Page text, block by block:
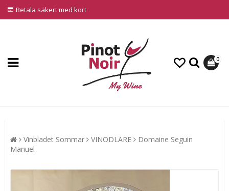
Betala säkert med kort
0
Vinbladet Sommar VINODLARE
Domaine Seguin
Manuel